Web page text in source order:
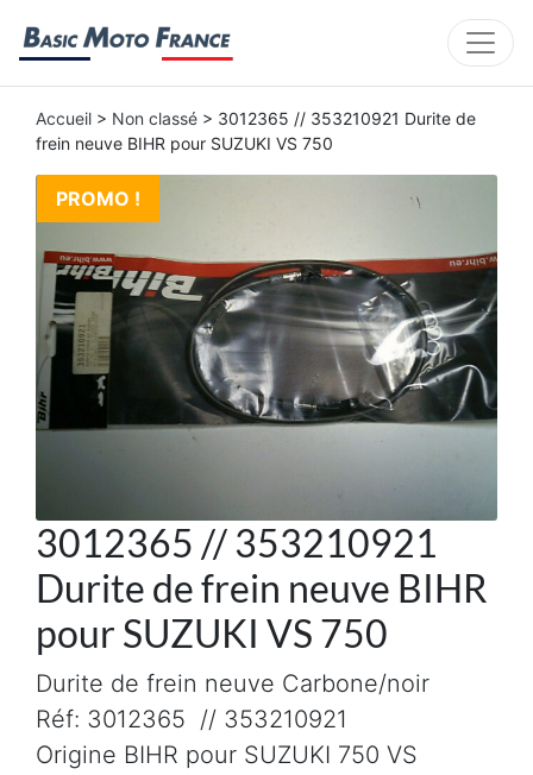
Accueil > Non classé > 3012365 // 353210921 Durite de
frein neuve BIHR pour SUZUKI VS 750
PROMO !
3012365 // 353210921
Durite de frein neuve BIHR
pour SUZUKI VS 750
Durite de frein neuve Carbone/noir
Réf: 3012365 // 353210921
Origine BIHR pour SUZUKI 750 VS